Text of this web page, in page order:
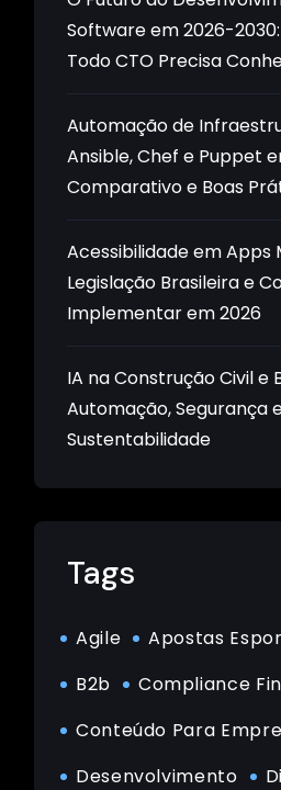
Software em 2026-
Todo CTO Precisa
Automação de
Ansible, Chef e Puppet
Comparativo e Boas
Acessibilidade em Apps
Legislação Brasileira e
Implementar em 2026
IA na Construção Civil e
Automação, Segurança
Sustentabilidade
Tags
Agile
Apostas
B2b
Compliance
Conteúdo Para
Desenvolvimento